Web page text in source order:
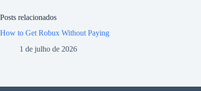
Posts relacionados
How to Get Robux Without Paying
1 de julho de 2026